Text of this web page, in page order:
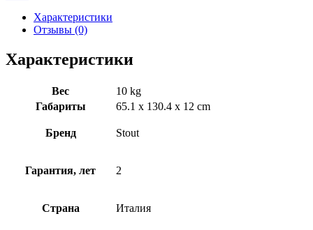
Характеристики
Отзывы (0)
Характеристики
Вес
10 kg
Габариты
65.1 x 130.4 x 12 cm
Бренд Stout
Гарантия, лет 2
Страна Италия